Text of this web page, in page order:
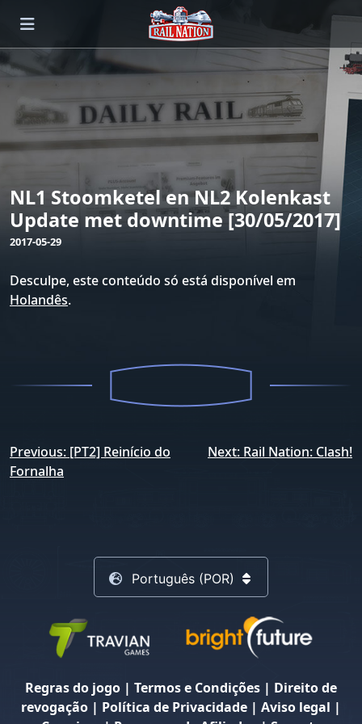
NL1 Stoomketel en NL2 Kolenkast
Update met downtime [30/05/2017]
2017-05-29
Desculpe, este conteúdo só está disponível em
Holandês.
Navegação
de
Previous: [PT2] Reinício do
Fornalha
Next: Rail Nation: Clash!
Português (POR)
Regras do jogo | Termos e Condições | Direito de
revogação | Política de Privacidade | Aviso legal |